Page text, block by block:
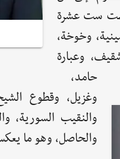
ضمت ست عشرة
وخوخة،
وعبارة
حامد،
وغزيل، وقطوع
والنقيب السورية،
والحاصل، وهو ما